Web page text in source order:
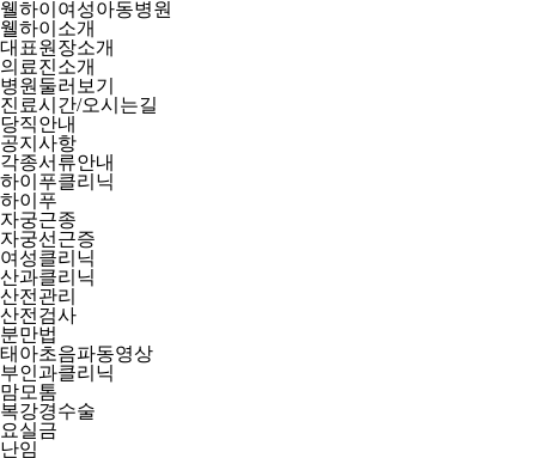
웰하이여성아동병원
웰하이소개
대표원장소개
의료진소개
병원둘러보기
진료시간/오시는길
당직안내
공지사항
각종서류안내
하이푸클리닉
하이푸
자궁근종
자궁선근증
여성클리닉
산과클리닉
산전관리
산전검사
분만법
태아초음파동영상
부인과클리닉
맘모톰
복강경수술
요실금
난임